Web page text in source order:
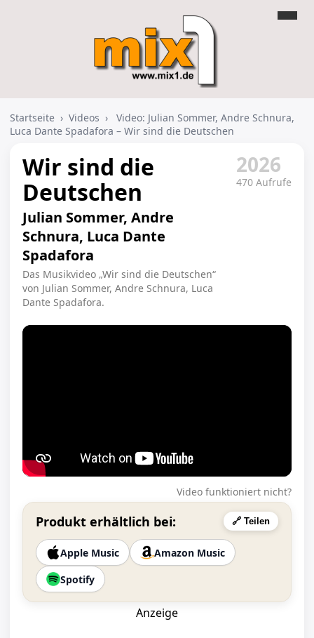
Startseite › Videos ›
Video: Julian Sommer, Andre Schnura,
Luca Dante Spadafora – Wir sind die Deutschen
Wir sind die
Deutschen
Julian Sommer, Andre
Schnura, Luca Dante
Spadafora
Das Musikvideo „Wir sind die Deutschen“
von Julian Sommer, Andre Schnura, Luca
Dante Spadafora.
2026
470 Aufrufe
Video funktioniert nicht?
Produkt erhältlich bei: 🔗 Teilen
Apple Music
Amazon Music
Spotify
Anzeige